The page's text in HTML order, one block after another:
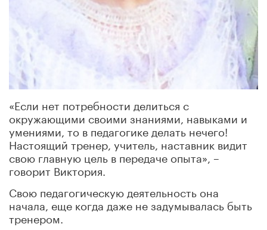
«Если нет потребности делиться с
окружающими своими знаниями, навыками и
умениями, то в педагогике делать нечего!
Настоящий тренер, учитель, наставник видит
свою главную цель в передаче опыта», –
говорит Виктория.
Свою педагогическую деятельность она
начала, еще когда даже не задумывалась быть
тренером.